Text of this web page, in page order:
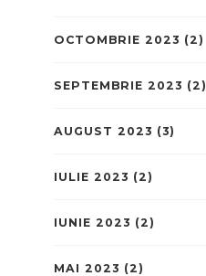
OCTOMBRIE 2023 (2)
SEPTEMBRIE 2023 (2)
AUGUST 2023 (3)
IULIE 2023 (2)
IUNIE 2023 (2)
MAI 2023 (2)